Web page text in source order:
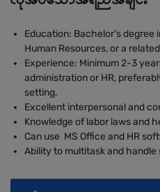
Education: Bachelor’s degree
Human Resources, or a
Experience: Minimum 2-3
administration or HR,
setting.
Excellent interpersonal and
Knowledge of labor laws and
Can use MS Office and HR
Ability to multitask and